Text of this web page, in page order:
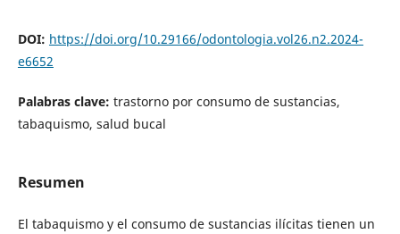
DOI: https://doi.org/10.29166/odontologia.vol26.n2.2024-
e6652
Palabras clave: trastorno por consumo de sustancias,
tabaquismo, salud bucal
Resumen
El tabaquismo y el consumo de sustancias ilícitas tienen un